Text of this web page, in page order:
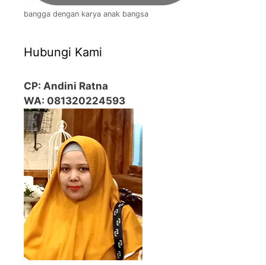
bangga dengan karya anak bangsa
Hubungi Kami
CP: Andini Ratna
WA: 081320224593